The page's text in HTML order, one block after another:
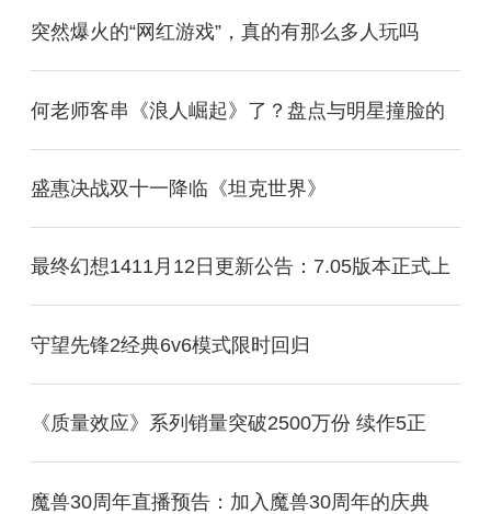
突然爆火的“网红游戏”，真的有那么多人玩吗
何老师客串《浪人崛起》了？盘点与明星撞脸的
盛惠决战双十一降临《坦克世界》
最终幻想1411月12日更新公告：7.05版本正式上
守望先锋2经典6v6模式限时回归
《质量效应》系列销量突破2500万份 续作5正
魔兽30周年直播预告：加入魔兽30周年的庆典